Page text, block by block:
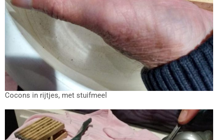
Cocons in rijtjes, met stuifmeel